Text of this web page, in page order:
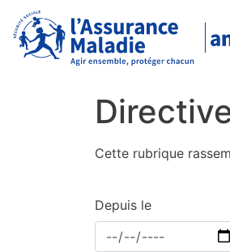
Cette rubrique
Depuis le